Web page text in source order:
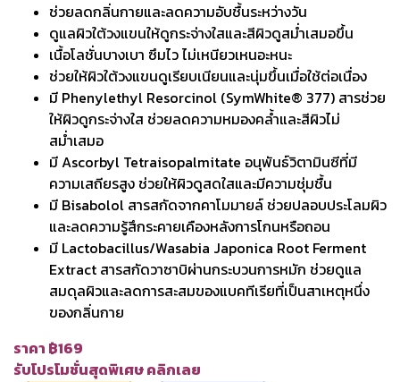
ช่วยลดกลิ่นกายและลดความอับชื้นระหว่างวัน
ดูแลผิวใต้วงแขนให้ดูกระจ่างใสและสีผิวดูสม่ำเสมอขึ้น
เนื้อโลชั่นบางเบา ซึมไว ไม่เหนียวเหนอะหนะ
ช่วยให้ผิวใต้วงแขนดูเรียบเนียนและนุ่มขึ้นเมื่อใช้ต่อเนื่อง
มี Phenylethyl Resorcinol (SymWhite® 377) สารช่วย
ให้ผิวดูกระจ่างใส ช่วยลดความหมองคล้ำและสีผิวไม่
สม่ำเสมอ
มี Ascorbyl Tetraisopalmitate อนุพันธ์วิตามินซีที่มี
ความเสถียรสูง ช่วยให้ผิวดูสดใสและมีความชุ่มชื้น
มี Bisabolol สารสกัดจากคาโมมายล์ ช่วยปลอบประโลมผิว
และลดความรู้สึกระคายเคืองหลังการโกนหรือถอน
มี Lactobacillus/Wasabia Japonica Root Ferment
Extract สารสกัดวาซาบิผ่านกระบวนการหมัก ช่วยดูแล
สมดุลผิวและลดการสะสมของแบคทีเรียที่เป็นสาเหตุหนึ่ง
ของกลิ่นกาย
ราคา ฿169
รับโปรโมชั่นสุดพิเศษ คลิกเลย